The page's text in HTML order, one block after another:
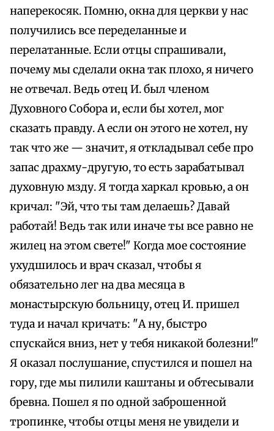
наперекосяк. Помню, окна для церкви у нас
получились все переделанные и
перелатанные. Если отцы спрашивали,
почему мы сделали окна так плохо, я ничего
не отвечал. Ведь отец И. был членом
Духовного Собора и, если бы хотел, мог
сказать правду. А если он этого не хотел, ну
так что же — значит, я откладывал себе про
запас драхму-другую, то есть зарабатывал
духовную мзду. Я тогда харкал кровью, а он
кричал: "Эй, что ты там делаешь? Давай
работай! Ведь так или иначе ты все равно не
жилец на этом свете!" Когда мое состояние
ухудшилось и врач сказал, чтобы я
обязательно лег на два месяца в
монастырскую больницу, отец И. пришел
туда и начал кричать: "А ну, быстро
спускайся вниз, нет у тебя никакой болезни!"
Я оказал послушание, спустился и пошел на
гору, где мы пилили каштаны и обтесывали
бревна. Пошел я по одной заброшенной
тропинке, чтобы отцы меня не увидели и